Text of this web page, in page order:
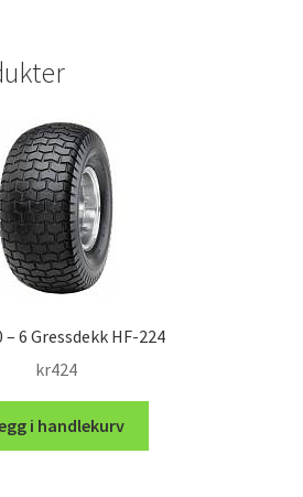
– 6 Gressdekk HF-224
kr424
i handlekurv